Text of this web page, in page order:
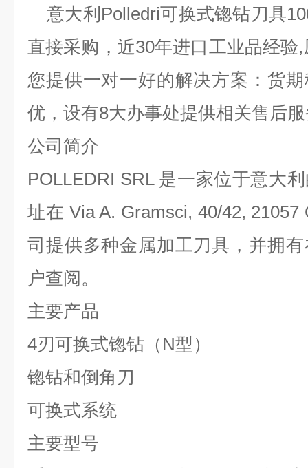
意大利 Polledri可换式锪钻刀具
直接采购，近30年进口工业品经验
您提供一对一好的解决方案：货
优，设有8大办事处提供相关售后
公司简介
POLLEDRI SRL 是一家位于意大
址在 Via A. Gramsci, 40/42, 21057
司提供多种金属加工刀具，并拥
户查阅。
主要产品
4刃可换式锪钻（N型）
锪钻和倒角刀
可换式系统
主要型号